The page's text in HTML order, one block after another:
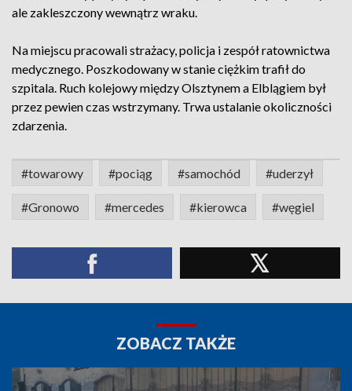
ale zakleszczony wewnątrz wraku.
Na miejscu pracowali strażacy, policja i zespół ratownictwa
medycznego. Poszkodowany w stanie ciężkim trafił do
szpitala. Ruch kolejowy między Olsztynem a Elblągiem był
przez pewien czas wstrzymany. Trwa ustalanie okoliczności
zdarzenia.
#towarowy #pociąg #samochód #uderzył
#Gronowo #mercedes #kierowca #węgiel
ZOBACZ TAKŻE